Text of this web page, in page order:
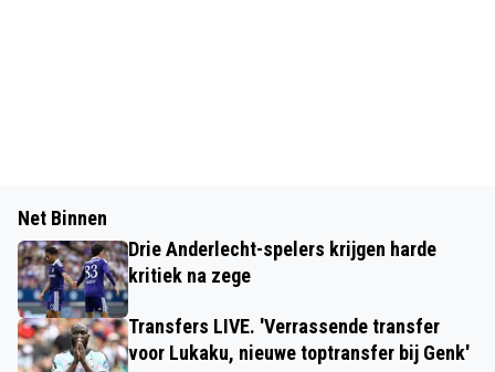
Net Binnen
Drie Anderlecht-spelers krijgen harde
kritiek na zege
Transfers LIVE. 'Verrassende transfer
voor Lukaku, nieuwe toptransfer bij Genk'